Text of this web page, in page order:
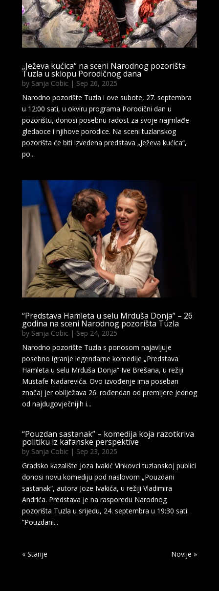
„Ježeva kućica“ na sceni Narodnog pozorišta
Tuzla u sklopu Porodičnog dana
by Sanja Cobic| Sep 26, 2025
Narodno pozorište Tuzla i ove subote, 27. septembra
u 12:00 sati, u okviru programa Porodični dan u
pozorištu, donosi posebnu radost za svoje najmlađe
gledaoce i njihove porodice. Na sceni tuzlanskog
pozorišta će biti izvedena predstava „Ježeva kućica“,
po...
“Predstava Hamleta u selu Mrduša Donja” – 26
godina na sceni Narodnog pozorišta Tuzla
by Sanja Cobic| Sep 24, 2025
Narodno pozorište Tuzla s ponosom najavljuje
posebno igranje legendarne komedije „Predstava
Hamleta u selu Mrduša Donja“ Ive Brešana, u režiji
Mustafe Nadarevića. Ovo izvođenje ima poseban
značaj jer obilježava 26. rođendan od premijere jednog
od najdugovječnijih i...
“Pouzdan sastanak” – komedija koja razotkriva
politiku iz kafanske perspektive
by Sanja Cobic| Sep 23, 2025
Gradsko kazalište Joza Ivakić Vinkovci tuzlanskoj publici
donosi novu komediju pod naslovom „Pouzdani
sastanak“, autora Joze Ivakića, u režiji Vladimira
Andrića. Predstava je na rasporedu Narodnog
pozorišta Tuzla u srijedu, 24. septembra u 19:30 sati.
”Pouzdani...
« Older Entries Next Entries »